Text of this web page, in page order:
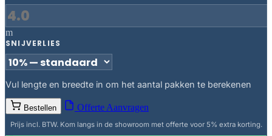
m
SNIJVERLIES
Vul lengte en breedte in om het aantal pakken te berekenen
Bestellen Offerte Aanvragen
Prijs incl. BTW. Kom langs in de showroom met offerte voor 5% extra korting.